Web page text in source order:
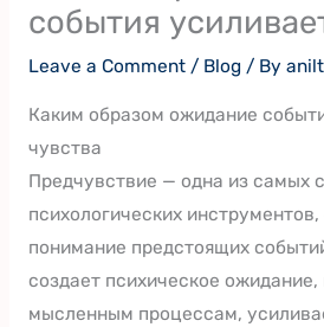
события
Leave a Comment / Blog/ By
Каким образом ожидание
чувства
Предчувствие — одна из самых
психологических
понимание предстоящих
создает психическое
мысленным процессам,